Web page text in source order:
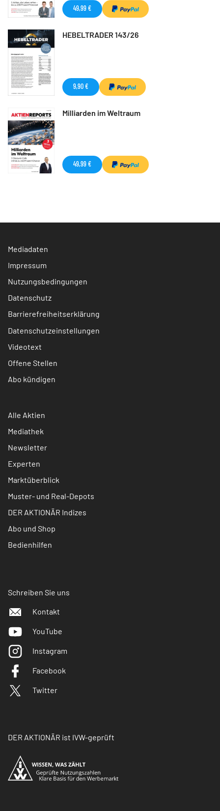
49,99 €
HEBELTRADER 143/26
9,90 €
Milliarden im Weltraum
49,99 €
Mediadaten
Impressum
Nutzungsbedingungen
Datenschutz
Barrierefreiheitserklärung
Datenschutzeinstellungen
Videotext
Offene Stellen
Abo kündigen
Alle Aktien
Mediathek
Newsletter
Experten
Marktüberblick
Muster- und Real-Depots
DER AKTIONÄR Indizes
Abo und Shop
Bedienhilfen
Schreiben Sie uns
Kontakt
YouTube
Instagram
Facebook
Twitter
DER AKTIONÄR ist IVW-geprüft